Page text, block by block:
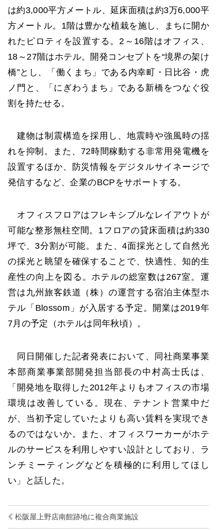
は約3,000平方メートル、延床面積は約3万6,000平
方メートル。1階は豊かな植栽を施し、まちに開か
れたピロティを設置する。2～16階はオフィス、
18～27階はホテル。開発コンセプトを“境界の架け
橋”とし、「働くまち」である内幸町・日比谷・虎
ノ門と、「にぎわうまち」である新橋をつなぐ役
割を持たせる。
建物は制震構造を採用し、地震時や強風時の揺
れを抑制。また、72時間稼動する非常用発電機を
設置するほか、防災情報をデジタルサイネージで
発信するなど、企業のBCPをサポートする。
オフィスフロアはフレキシブルなレイアウトが
可能な整形無柱空間。1フロアの貸床面積は約330
坪で、3分割が可能。また、4面採光として自然光
の採光と眺望を確保することで、快適性、知的生
産性の向上を図る。ホテルの総室数は267室。運
営は九州旅客鉄道（株）の運営する宿泊主体型ホ
テル「Blossom」が入居する予定。開業は2019年
7月の予定（ホテルは同年秋頃）。
同日開催した記者発表において、同社商業事業
本部商業事業部開発担当部長の中村高士氏は、
「開発地を取得した2012年よりもオフィスの市場
環境は改善している。現在、テナント営業中だ
が、当初予定していたよりも高い賃料を実現でき
るのではないか。また、オフィスワーカーがホテ
ルのサービスを利用しやすい設計としており、ラ
ンチミーティングなどを積極的に利用してほし
い」と話した。
松阪屋上野店南館跡地に複合商業施設